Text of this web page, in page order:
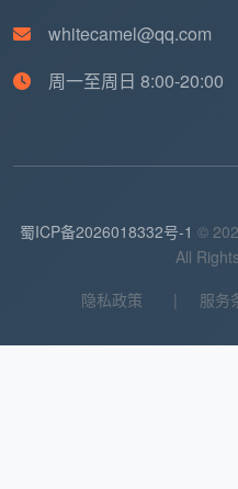
橱柜表面擦拭
卫生间区域（25分钟
镜面、台面无水渍处理
whitecamel@qq.com
周一至周日 8:00-20:00
蜀ICP备2026018332号-1 ©
All
隐私政策
| 服务